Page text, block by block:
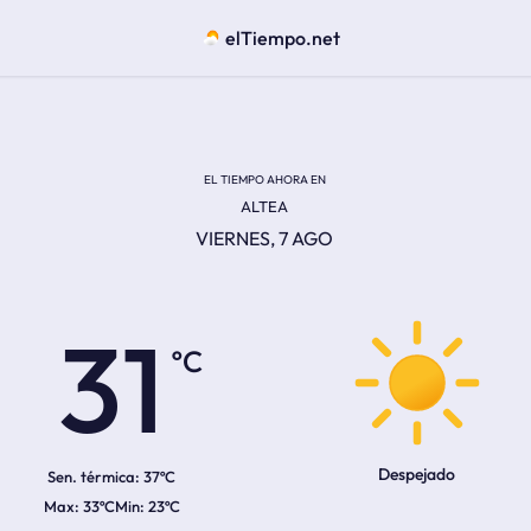
elTiempo.net
EL TIEMPO AHORA EN
ALTEA
VIERNES, 7 AGO
31
Sen. térmica: 37ºC
33ºC 23ºC
Despejado